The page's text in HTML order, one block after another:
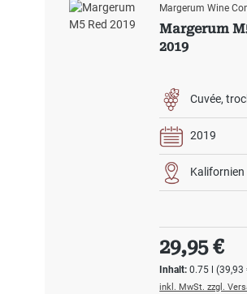
Margerum Wine
Margerum
2019
Cuvée
2019
Kalifornien
Inhalt:0.75 l(39,93
Regulärer
29,95 €
inkl. MwSt. zzgl.